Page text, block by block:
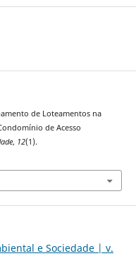
de Loteamentos na
de Acesso
, 12(1).
e Sociedade | v.